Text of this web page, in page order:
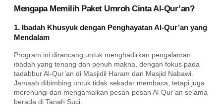
Mengapa Memilih Paket Umroh Cinta Al-Qur’an?
1. Ibadah Khusyuk dengan Penghayatan Al-Qur’an yang
Mendalam
Program ini dirancang untuk menghadirkan pengalaman
ibadah yang tenang dan penuh makna, dengan fokus pada
tadabbur Al-Qur’an di Masjidil Haram dan Masjid Nabawi.
Jamaah dibimbing untuk tidak sekadar membaca, tetapi juga
merenungi dan mengamalkan pesan-pesan Al-Qur’an selama
berada di Tanah Suci.